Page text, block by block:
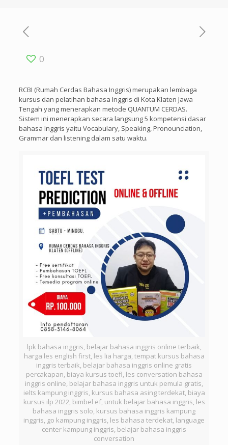
0
RCBI (Rumah Cerdas Bahasa Inggris) merupakan lembaga
kursus dan pelatihan bahasa Inggris di Kota Klaten Jawa
Tengah yang menerapkan metode QUANTUM CERDAS.
Sistem ini menerapkan secara langsung 5 kompetensi dasar
bahasa Inggris yaitu Vocabulary, Speaking, Pronounciation,
Grammar dan listening dalam satu waktu.
lpk bahasa inggris, belajar bahasa inggris online terbaik,
harga les english first, les lia harga, tempat kursus bahasa
inggris terbaik, belajar bahasa inggris online gratis
percakapan, biaya kursus toefl, les conversation bahasa
inggris online, belajar bahasa inggris untuk pemula gratis,
ielts kampung inggris, kursus bahasa asing terdekat, biaya
kursus ilp 2022, bimbel ef, untuk belajar bahasa inggris, les
bahasa inggris solo, kursus bahasa inggris kampung
inggris, go kampung inggris, les bahasa terdekat, language
center kampung inggris, belajar bahasa inggris
conversation